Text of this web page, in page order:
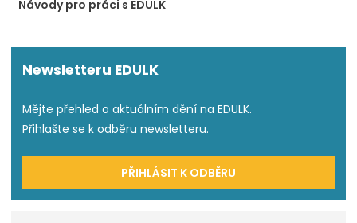
Návody pro práci s EDULK
Newsletteru EDULK
Mějte přehled o aktuálním dění na EDULK.
Přihlašte se k odběru newsletteru.
PŘIHLÁSIT K ODBĚRU